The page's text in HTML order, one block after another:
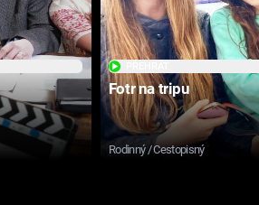
Fotr na tripu
Rodinný / Cestopisný